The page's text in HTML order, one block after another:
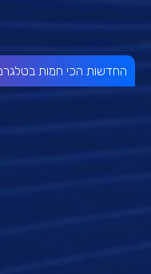
החדשות הכי חמות